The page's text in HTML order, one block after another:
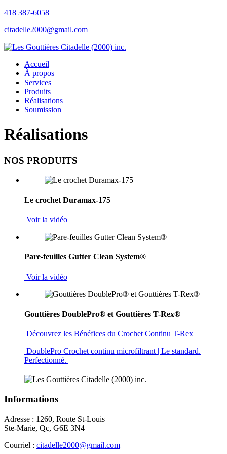
418 387-6058
citadelle2000@gmail.com
Accueil
À propos
Services
Produits
Réalisations
Soumission
Réalisations
NOS PRODUITS
Le crochet Duramax-175
Voir la vidéo
Pare-feuilles Gutter Clean System®
Voir la vidéo
Gouttières DoublePro® et Gouttières T-Rex®
Découvrez les Bénéfices du Crochet Continu T-Rex
DoublePro Crochet continu microfiltrant | Le standard.
Perfectionné.
Informations
Adresse : 1260, Route St-Louis
Ste-Marie, Qc, G6E 3N4
Courriel : citadelle2000@gmail.com